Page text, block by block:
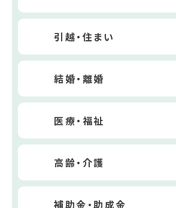
引越・住まい
結婚・離婚
医療・福祉
高齢・介護
補助金・助成金